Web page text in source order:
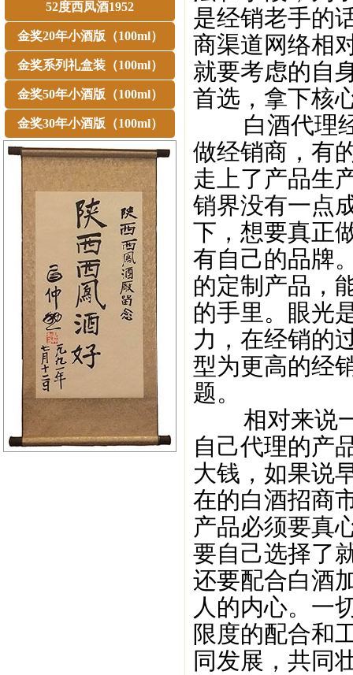
52度西凤酒1952
金奖20年小酒版（100ml）
金奖系列礼盒装（100ml）
金奖50年小酒版（100ml）
金奖30年小酒版（100ml）
是经销老手的
商渠道网络相
就要考虑的自
首选，拿下核
白酒代理经
做经销商，有
走上了产品生
销界没有一点
下，想要真正
有自己的品牌
的定制产品，
的手里。眼光
力，在经销的
型为更高的经
题。
相对来说一
自己代理的产
大钱，如果说
在的白酒招商
产品必须要真
要自己选择了
还要配合白酒
人的内心。一
限度的配合和
同发展，共同